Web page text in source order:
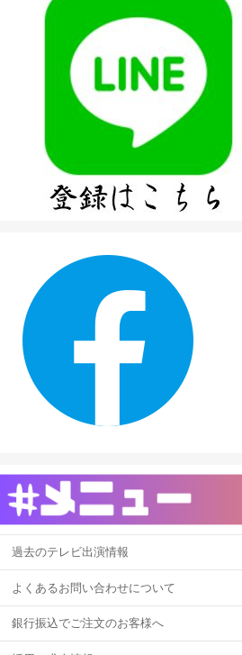
過去のテレビ出演情報
よくあるお問い合わせについて
銀行振込でご注文のお客様へ